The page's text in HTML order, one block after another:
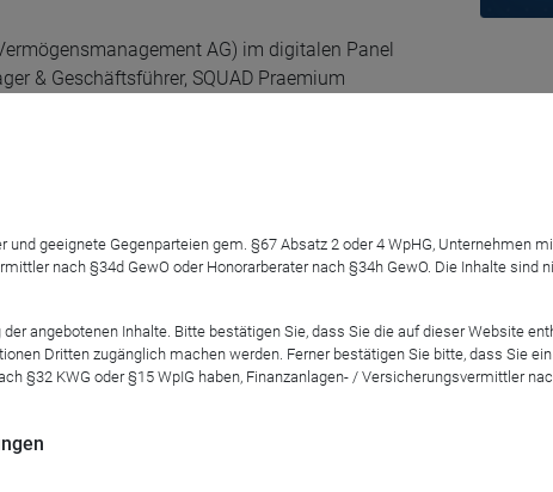
AG) im digitalen Panel
& Geschäftsführer, SQUAD Praemium
Fragen an unser Panel zu richten. Gerne
des gewerblichen Vermögensberaters
geeignete Gegenparteien gem. §67 Absatz 2 oder 4 WpHG, Unternehmen
nach §34d GewO oder Honorarberater nach §34h GewO. Die Inhalte sind
angebotenen Inhalte. Bitte bestätigen Sie, dass Sie die auf dieser Website
Dritten zugänglich machen werden. Ferner bestätigen Sie bitte, dass Sie
§32 KWG oder §15 WpIG haben, Finanzanlagen- / Versicherungsvermittler